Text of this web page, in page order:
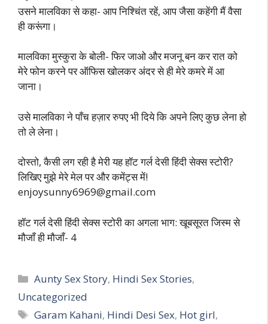
उसने मालविका से कहा- आप निश्चिंत रहें, आप जैसा कहेंगी मैं वैसा
ही करूंगा।
मालविका मुस्कुरा के बोली- फिर जाओ और मजनू बन कर रात को
मेरे फोन करने पर ऑफिस खोलकर अंदर से ही मेरे कमरे में आ
जाना।
उसे मालविका ने पाँच हज़ार रुपए भी दिये कि अपने लिए कुछ लेना हो
तो ले लेना।
दोस्तो, कैसी लग रही है मेरी यह हॉट गर्ल देसी हिंदी सेक्स स्टोरी?
लिखिए मुझे मेरे मेल पर और कमेंट्स में!
enjoysunny6969@gmail.com
हॉट गर्ल देसी हिंदी सेक्स स्टोरी का अगला भाग: खूबसूरत जिस्म से
मौजाँ ही मौजाँ- 4
Categories
Aunty Sex Story, Hindi Sex Stories,
Uncategorized
Tags
Garam Kahani, Hindi Desi Sex, Hot girl,